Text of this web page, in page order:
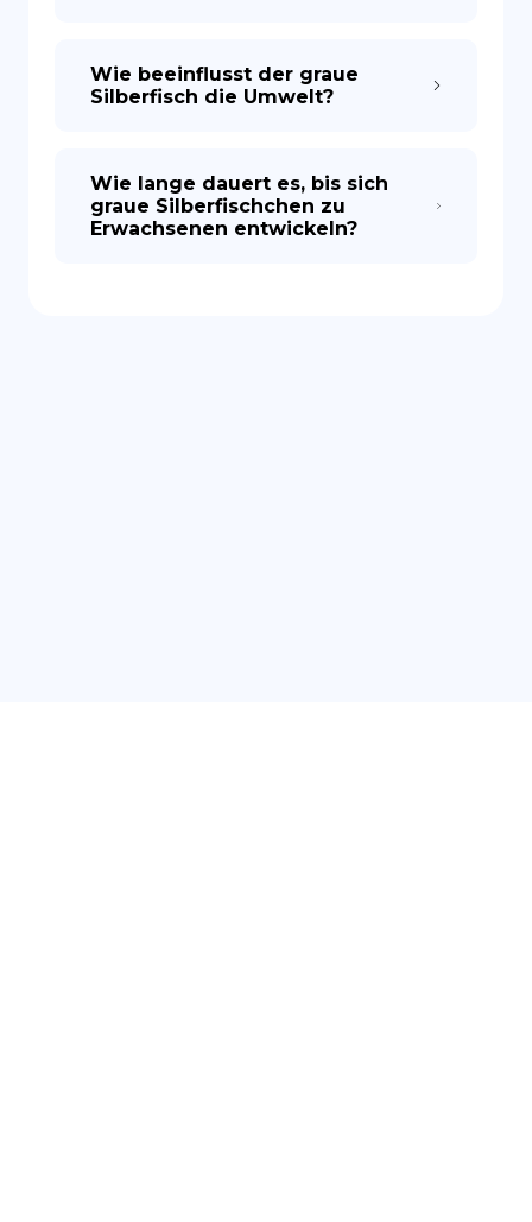
Wie beeinflusst der graue
Silberfisch die Umwelt?
Wie lange dauert es, bis sich
graue Silberfischchen zu
Erwachsenen entwickeln?